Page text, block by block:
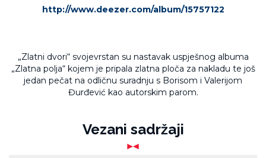
http://www.deezer.com/album/15757122
„Zlatni dvori“ svojevrstan su nastavak uspješnog albuma
„Zlatna polja“ kojem je pripala zlatna ploča za nakladu te još
jedan pečat na odličnu suradnju s Borisom i Valerijom
Đurđević kao autorskim parom.
Vezani sadržaji